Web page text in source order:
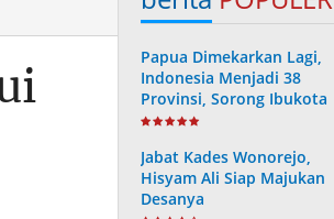
Papua Dimekarkan Lagi,
Indonesia Menjadi 38
Provinsi, Sorong Ibukota
Provinsi ke 38
Jabat Kades Wonorejo,
Hisyam Ali Siap Majukan
Desanya